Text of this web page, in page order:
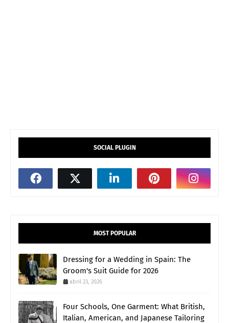
SOCIAL PLUGIN
MOST POPULAR
Dressing for a Wedding in Spain: The
Groom's Suit Guide for 2026
abril 23, 2026
Four Schools, One Garment: What British,
Italian, American, and Japanese Tailoring